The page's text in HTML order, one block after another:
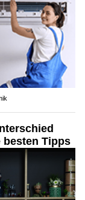
besten Tipps